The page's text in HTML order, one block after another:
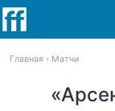
Главная Матчи